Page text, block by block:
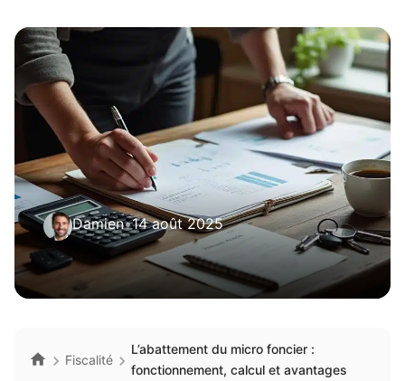
Damien•14 août 2025
Fiscalité
L’abattement du micro foncier :
fonctionnement, calcul et avantages